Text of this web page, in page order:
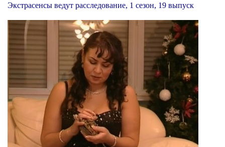
Экстрасенсы ведут расследование, 1 сезон, 19 выпуск